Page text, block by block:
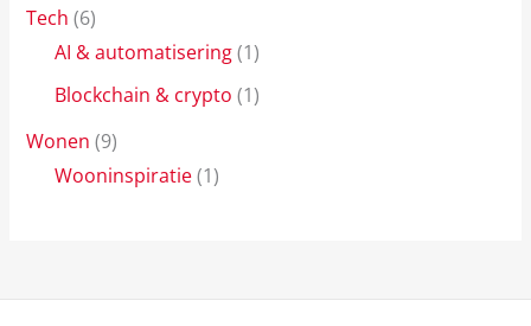
Tech (6)
AI & automatisering(1)
Blockchain & crypto (1)
Wonen (9)
Wooninspiratie(1)